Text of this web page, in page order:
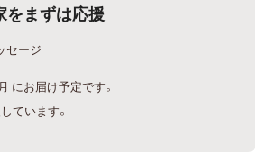
をまずは応援
セージ
にお届け予定です。
ています。